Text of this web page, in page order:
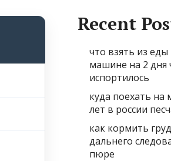
Recent
что взять из еды
машине на 2 дня
испортилось
куда поехать на
лет в россии
как кормить
дальнего
пюре